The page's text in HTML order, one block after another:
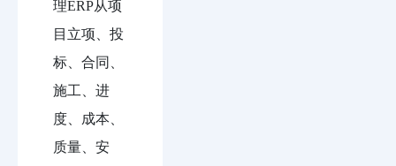
理ERP从项
目立项、投
标、合同、
施工、进
度、成本、
质量、安